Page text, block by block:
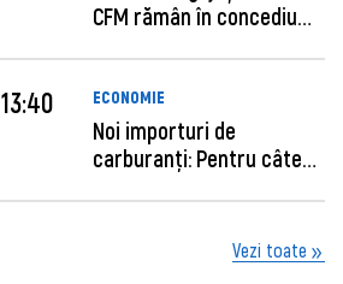
CFM rămân în concediu
13:40 ECONOMIE
Noi importuri de
carburanți: Pentru câte
Vezi toate